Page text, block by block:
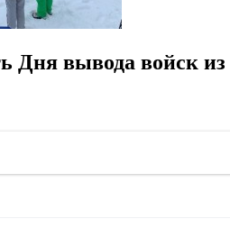
Дня вывода войск из